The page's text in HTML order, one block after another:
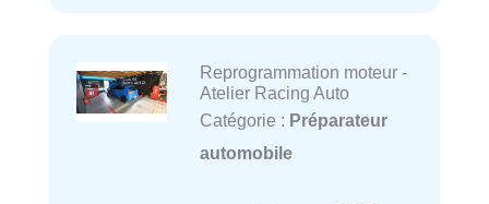
Reprogrammation moteur -
Atelier Racing Auto
Catégorie : Préparateur
automobile